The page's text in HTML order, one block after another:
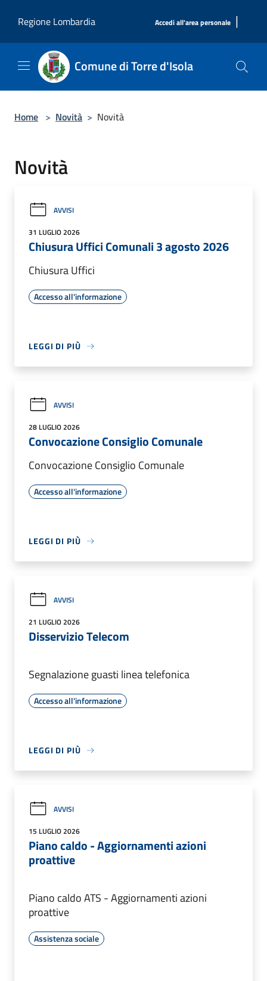
Regione Lombardia
Accedi all'area personale |
Comune di Torre d'Isola
Home > Novità > Novità
Novità
AVVISI
31 LUGLIO 2026
Chiusura Uffici Comunali 3 agosto 2026
Chiusura Uffici
Accesso all'informazione
LEGGI DI PIÙ
AVVISI
28 LUGLIO 2026
Convocazione Consiglio Comunale
Convocazione Consiglio Comunale
Accesso all'informazione
LEGGI DI PIÙ
AVVISI
21 LUGLIO 2026
Disservizio Telecom
Segnalazione guasti linea telefonica
Accesso all'informazione
LEGGI DI PIÙ
AVVISI
15 LUGLIO 2026
Piano caldo - Aggiornamenti azioni
proattive
Piano caldo ATS - Aggiornamenti azioni
proattive
Assistenza sociale